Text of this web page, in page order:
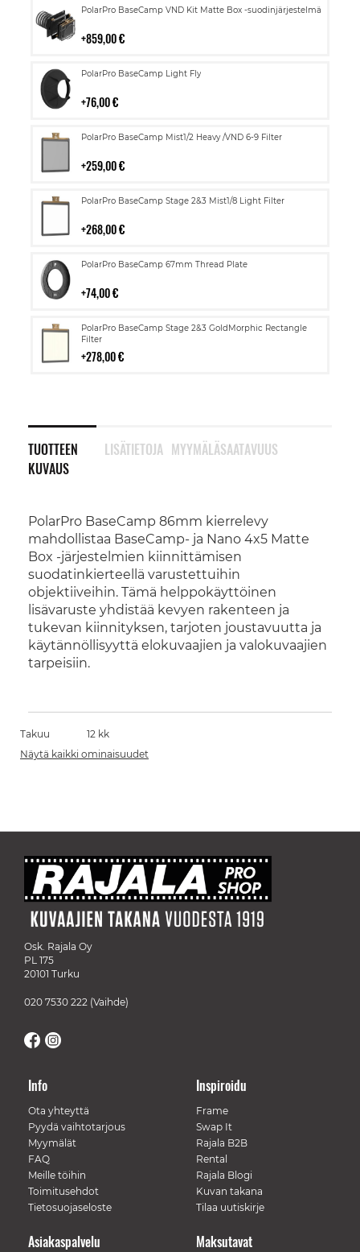
PolarPro BaseCamp VND Kit Matte Box -suodinjärjestelmä
859,00 €
Lisää
PolarPro BaseCamp Light Fly
76,00 €
Lisää
PolarPro BaseCamp Mist1/2 Heavy /VND 6-9 Filter
259,00 €
Lisää
PolarPro BaseCamp Stage 2&3 Mist1/8 Light Filter
268,00 €
Lisää
PolarPro BaseCamp 67mm Thread Plate
74,00 €
Lisää
PolarPro BaseCamp Stage 2&3 GoldMorphic Rectangle
Filter
278,00 €
Lisää
ostoskoriin
TUOTTEEN
KUVAUS
PolarPro BaseCamp 86mm kierrelevy
mahdollistaa BaseCamp- ja Nano 4x5 Matte
Box -järjestelmien kiinnittämisen
suodatinkierteellä varustettuihin
objektiiveihin. Tämä helppokäyttöinen
lisävaruste yhdistää kevyen rakenteen ja
tukevan kiinnityksen, tarjoten joustavuutta ja
käytännöllisyyttä elokuvaajien ja valokuvaajien
tarpeisiin.
LISÄTIETOJA MYYMÄLÄSAATAVUUS
Takuu
12 kk
Näytä kaikki ominaisuudet
Osk. Rajala Oy
PL 175
20101 Turku
020 7530 222 (Vaihde)
Info
Ota yhteyttä
Pyydä vaihtotarjous
Myymälät
FAQ
Meille töihin
Toimitusehdot
Tietosuojaseloste
Inspiroidu
Frame
Swap It
Rajala B2B
Rental
Rajala Blogi
Kuvan takana
Tilaa uutiskirje
Maksutavat
Asiakaspalvelu